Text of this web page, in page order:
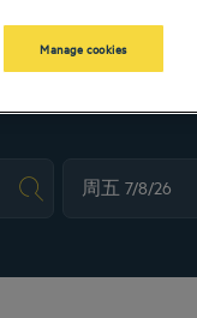
Manage cookies